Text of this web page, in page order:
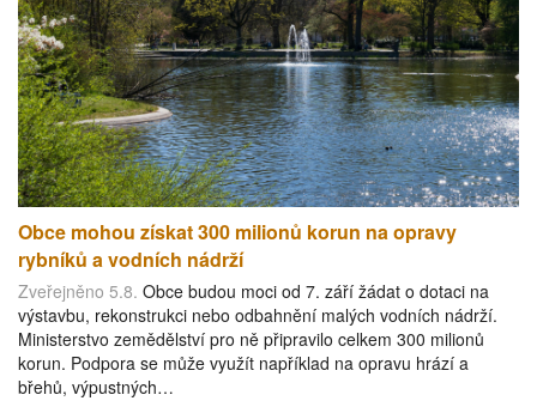
Obce mohou získat 300 milionů korun na opravy
rybníků a vodních nádrží
Zveřejněno 5.8. Obce budou moci od 7. září žádat o dotaci na
výstavbu, rekonstrukci nebo odbahnění malých vodních nádrží.
Ministerstvo zemědělství pro ně připravilo celkem 300 milionů
korun. Podpora se může využít například na opravu hrází a
břehů, výpustných…